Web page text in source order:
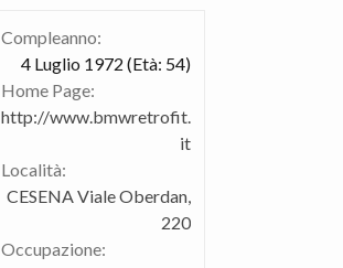
Compleanno:
4 Luglio 1972 (Età: 54)
Home Page:
http://www.bmwretrofit.
it
Località:
CESENA Viale Oberdan,
220
Occupazione: